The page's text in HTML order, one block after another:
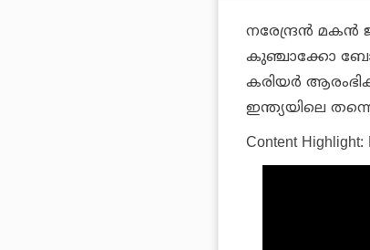
നരേന്ദ്രൻ മകൻ
കുഞ്ചാക്കോ
കരിയർ
ഇന്ത്യയിലെ
Content Highlight: